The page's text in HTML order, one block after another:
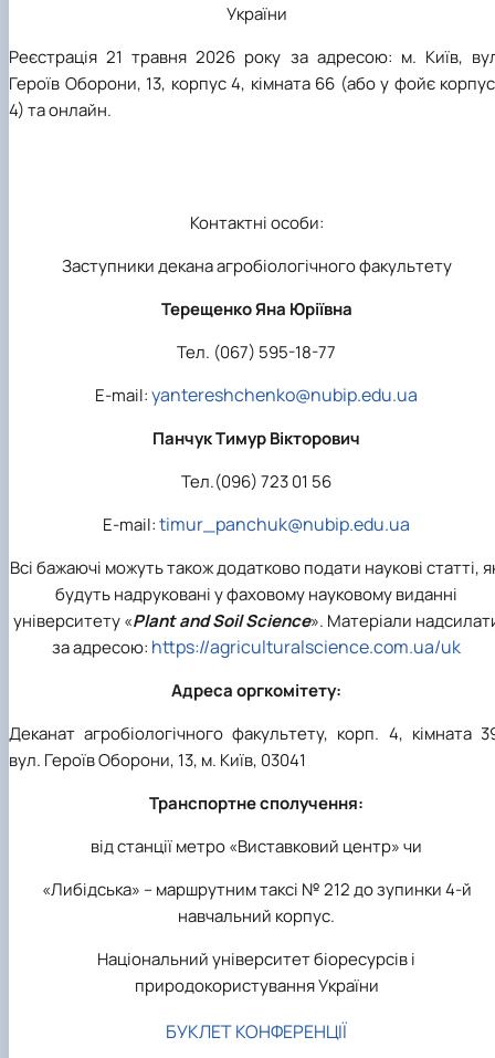
України
Реєстрація 21 травня 2026 року за адресою: м. Київ,
Героїв Оборони, 13, корпус 4, кімната 66 (або у фойє
4) та онлайн.
Контактні особи:
Заступники декана агробіологічного факультету
Терещенко Яна Юріївна
Тел. (067) 595-18-77
Е-mail:yantereshchenko@nubip.edu.ua
Панчук Тимур Вікторович
Тел.(096) 723 01 56
Е-mail:timur_panchuk@nubip.edu.ua
Всі бажаючі можуть також додатково подати наукові статті,
будуть надруковані у фаховому науковому виданні
університету «Plant and Soil Science». Матеріали
за адресою: https://agriculturalscience.com.ua/uk
Адреса оргкомітету:
Деканат агробіологічного факультету, корп. 4, кімната
вул. Героїв Оборони, 13, м. Київ, 03041
Транспортне сполучення:
від станції метро «Виставковий центр» чи
«Либідська» – маршрутним таксі № 212 до зупинки 4-й
навчальний корпус.
Національний університет біоресурсів і
природокористування України
БУКЛЕТ КОНФЕРЕНЦІЇ